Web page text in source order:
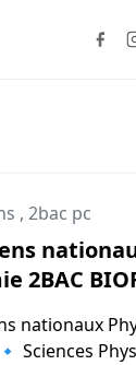
, 2bac pc
2BAC
nationaux
Sciences